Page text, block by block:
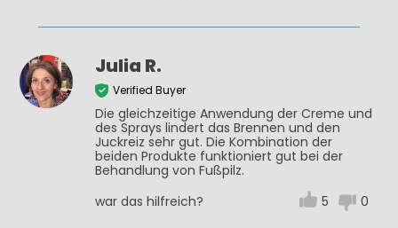
Julia R.
Verified Buyer
Die gleichzeitige Anwendung der Creme und
des Sprays lindert das Brennen und den
Juckreiz sehr gut. Die Kombination der
beiden Produkte funktioniert gut bei der
Behandlung von Fußpilz.
war das hilfreich?
5 0